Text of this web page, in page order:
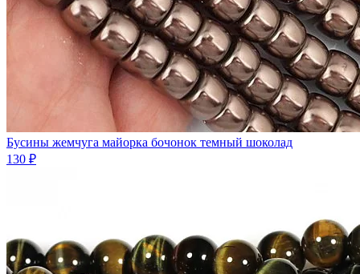
Бусины жемчуга майорка бочонок темный шоколад
130 ₽